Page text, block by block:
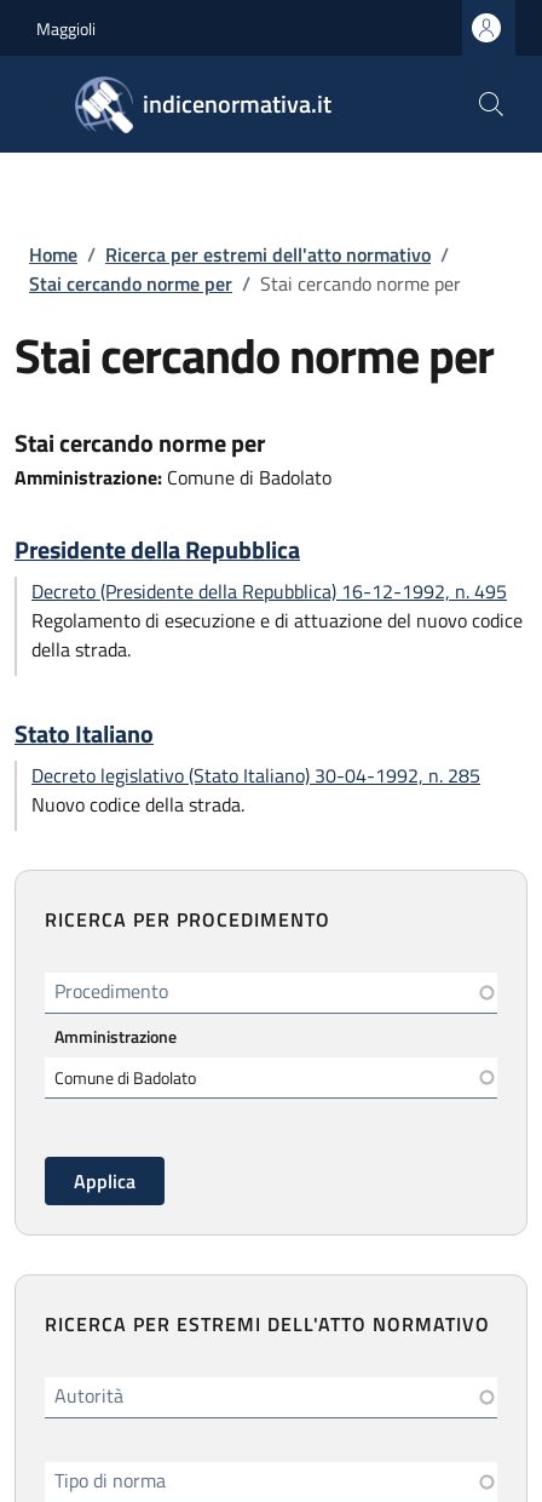
Maggioli
indicenormativa.it
Briciole di pane
Home / Ricerca per estremi dell'atto normativo /
Stai cercando norme per / Stai cercando norme per
Stai cercando norme per
Stai cercando norme per
Amministrazione: Comune di Badolato
Presidente della Repubblica
Decreto (Presidente della Repubblica) 16-12-1992, n. 495
Regolamento di esecuzione e di attuazione del nuovo codice
della strada.
Stato Italiano
Decreto legislativo (Stato Italiano) 30-04-1992, n. 285
Nuovo codice della strada.
RICERCA PER PROCEDIMENTO
Procedimento
Amministrazione
RICERCA PER ESTREMI DELL'ATTO NORMATIVO
Autorità
Tipo di norma